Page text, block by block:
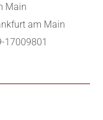
Main
am Main
17009801